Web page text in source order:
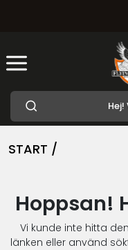
START /
Hoppsan!
Vi kunde inte hitta
länken eller använd